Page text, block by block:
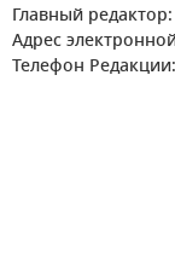
Главный редактор:
Адрес
Телефон Редакции: